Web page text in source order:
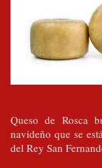
Queso de Rosca
navideño que se
del Rey San